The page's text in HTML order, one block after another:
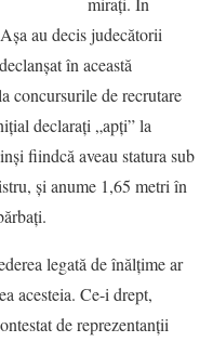
au decis judecătorii
în această
concursurile de recrutare
declaraţi „apţi” la
fiindcă aveau statura sub
şi anume 1,65 metri în
legată de înălţime ar
acesteia. Ce-i drept,
de reprezentanţii